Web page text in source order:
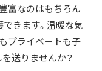
富なのはもちろん
できます。温暖な気
プライベートも子
送りませんか？